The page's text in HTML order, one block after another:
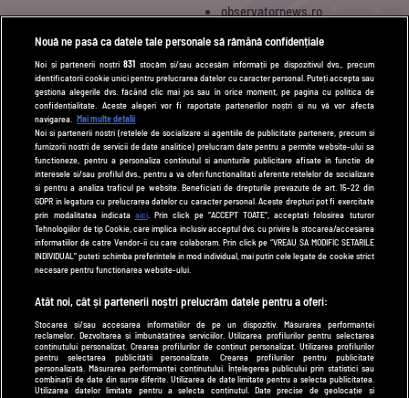
observatornews.ro
spynews.ro
tvhappy.ro
useit.ro
zutv.ro
Trends AntenaPLAY
AntenaPLAY
UTILE
Cod deontologic
Termeni și condiții
Politica de cookies
Politică de confidențialitate
Contact
Nouă ne pasă ca datele tale personale să rămână confidențiale
Noi și partenerii noștri831 stocăm și/sau accesăm informații pe dispozitivul dvs., precum
identificatorii cookie unici pentru prelucrarea datelor cu caracter personal. Puteți accepta sau
gestiona alegerile dvs. făcând clic mai jos sau în orice moment, pe pagina cu politica de
confidențialitate. Aceste alegeri vor fi raportate partenerilor noștri și nu vă vor afecta
navigarea.
Mai multe detalii
Noi si partenerii nostri (retelele de socializare si agentiile de publicitate partenere, precum si
furnizorii nostri de servicii de date analitice) prelucram date pentru a permite website-ului sa
functioneze, pentru a personaliza continutul si anunturile publicitare afisate in functie de
interesele si/sau profilul dvs., pentru a va oferi functionalitati aferente retelelor de socializare
si pentru a analiza traficul pe website. Beneficiati de drepturile prevazute de art. 15-22 din
GDPR in legatura cu prelucrarea datelor cu caracter personal. Aceste drepturi pot fi exercitate
prin modalitatea indicata aici. Prin click pe “ACCEPT TOATE”, acceptati folosirea tuturor
Tehnologiilor de tip Cookie, care implica inclusiv acceptul dvs. cu privire la stocarea/accesarea
informatiilor de catre Vendor-ii cu care colaboram. Prin click pe “VREAU SA MODIFIC SETARILE
INDIVIDUAL” puteti schimba preferintele in mod individual, mai putin cele legate de cookie strict
necesare pentru functionarea website-ului.
Atât noi, cât și partenerii noștri prelucrăm datele pentru a oferi:
Stocarea și/sau accesarea informațiilor de pe un dispozitiv. Măsurarea performanței
reclamelor. Dezvoltarea și îmbunătățirea serviciilor. Utilizarea profilurilor pentru selectarea
conținutului personalizat. Crearea profilurilor de conținut personalizat. Utilizarea profilurilor
pentru selectarea publicității personalizate. Crearea profilurilor pentru publicitate
personalizată. Măsurarea performanței conținutului. Înțelegerea publicului prin statistici sau
combinații de date din surse diferite. Utilizarea de date limitate pentru a selecta publicitatea.
Utilizarea datelor limitate pentru a selecta conținutul. Date precise de geolocație și